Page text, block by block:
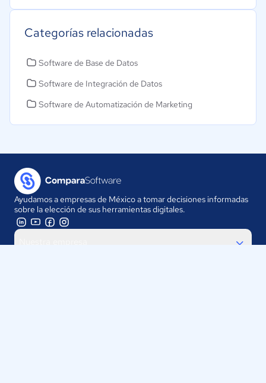
Categorías relacionadas
Software de Base de Datos
Software de Integración de Datos
Software de Automatización de Marketing
Ayudamos a empresas de México a tomar decisiones informadas
sobre la elección de sus herramientas digitales.